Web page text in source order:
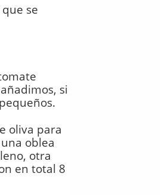
se
si
oliva para
oblea
otra
en total 8